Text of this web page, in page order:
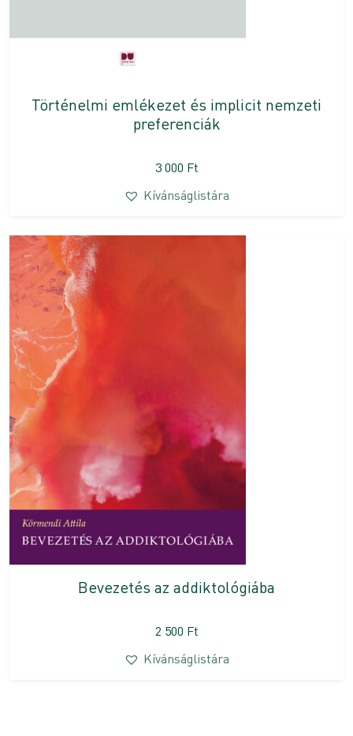
Történelmi emlékezet és implicit nemzeti
preferenciák
3 000 Ft
Kívánságlistára
Bevezetés az addiktológiába
2 500 Ft
Kívánságlistára